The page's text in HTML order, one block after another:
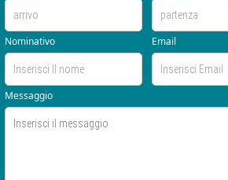
Nominativo Email
Messaggio